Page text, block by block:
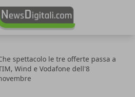
spettacolo le tre offerte passa a
Wind e Vodafone dell'8